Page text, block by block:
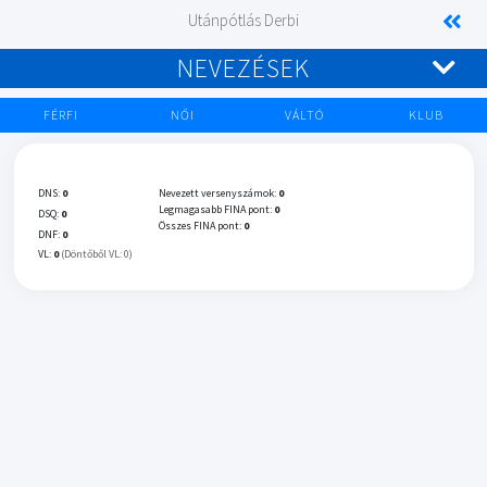
Utánpótlás Derbi
NEVEZÉSEK
FÉRFI NŐI VÁLTÓ KLUB
DNS: 0
DSQ: 0
DNF: 0
VL: 0 (Döntőből VL: 0)
Nevezett versenyszámok: 0
Legmagasabb FINA pont: 0
Összes FINA pont: 0